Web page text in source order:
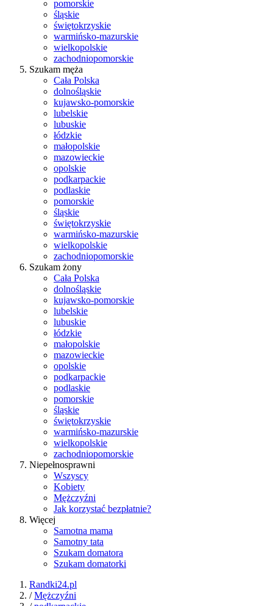
pomorskie
śląskie
świętokrzyskie
warmińsko-mazurskie
wielkopolskie
zachodniopomorskie
Szukam męża
Cała Polska
dolnośląskie
kujawsko-pomorskie
lubelskie
lubuskie
łódzkie
małopolskie
mazowieckie
opolskie
podkarpackie
podlaskie
pomorskie
śląskie
świętokrzyskie
warmińsko-mazurskie
wielkopolskie
zachodniopomorskie
Szukam żony
Cała Polska
dolnośląskie
kujawsko-pomorskie
lubelskie
lubuskie
łódzkie
małopolskie
mazowieckie
opolskie
podkarpackie
podlaskie
pomorskie
śląskie
świętokrzyskie
warmińsko-mazurskie
wielkopolskie
zachodniopomorskie
Niepełnosprawni
Wszyscy
Kobiety
Mężczyźni
Jak korzystać bezpłatnie?
Więcej
Samotna mama
Samotny tata
Szukam domatora
Szukam domatorki
Randki24.pl
/Mężczyźni